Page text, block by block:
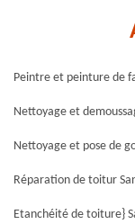
Peintre et peinture de
Nettoyage et
Nettoyage et pose de
Réparation de toitur
Etanchéité de toiture}